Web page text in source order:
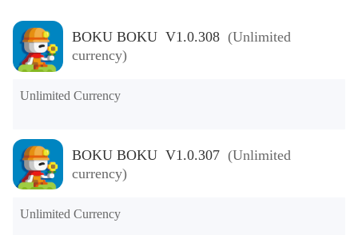
BOKU BOKU V1.0.308 (Unlimited
currency)
Unlimited Currency
BOKU BOKU V1.0.307 (Unlimited
currency)
Unlimited Currency